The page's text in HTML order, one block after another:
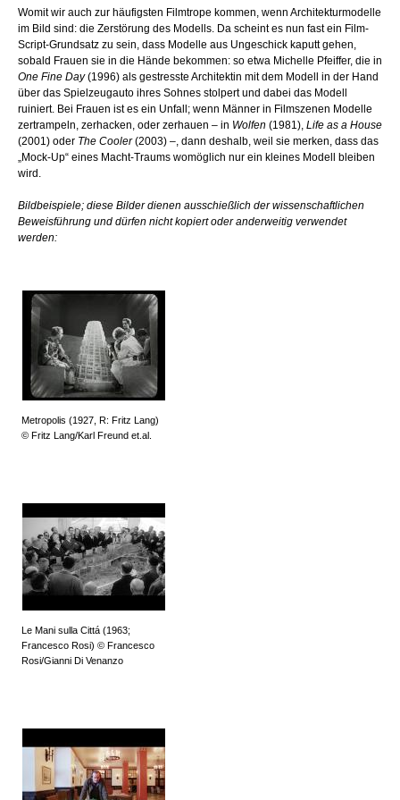
Womit wir auch zur häufigsten Filmtrope kommen, wenn Architekturmodelle
im Bild sind: die Zerstörung des Modells. Da scheint es nun fast ein Film-
Script-Grundsatz zu sein, dass Modelle aus Ungeschick kaputt gehen,
sobald Frauen sie in die Hände bekommen: so etwa Michelle Pfeiffer, die in
One Fine Day(1996) als gestresste Architektin mit dem Modell in der Hand
über das Spielzeugauto ihres Sohnes stolpert und dabei das Modell
ruiniert. Bei Frauen ist es ein Unfall; wenn Männer in Filmszenen Modelle
zertrampeln, zerhacken, oder zerhauen – in Wolfen (1981), Life as a House
(2001) oder The Cooler(2003) –, dann deshalb, weil sie merken, dass das
„Mock-Up“ eines Macht-Traums womöglich nur ein kleines Modell bleiben
wird.
Bildbeispiele; diese Bilder dienen ausschießlich der wissenschaftlichen
Beweisführung und dürfen nicht kopiert oder anderweitig verwendet
werden:
Metropolis (1927, R: Fritz Lang)
© Fritz Lang/Karl Freund et.al.
Le Mani sulla Cittá (1963;
Francesco Rosi) © Francesco
Rosi/Gianni Di Venanzo